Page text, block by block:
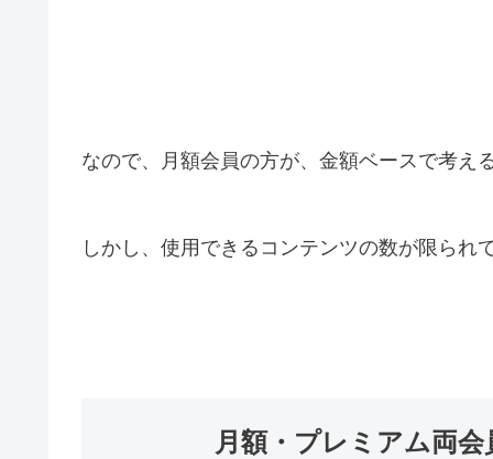
なので、月額会員の方が、金額ベースで考え
しかし、使用できるコンテンツの数が限られ
月額・プレミアム両